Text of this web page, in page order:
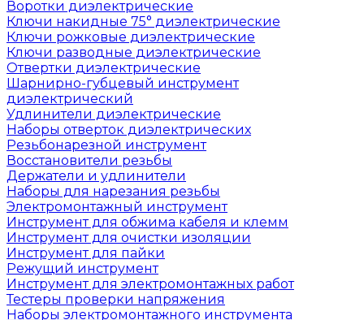
Воротки диэлектрические
Ключи накидные 75° диэлектрические
Ключи рожковые диэлектрические
Ключи разводные диэлектрические
Отвертки диэлектрические
Шарнирно-губцевый инструмент
диэлектрический
Удлинители диэлектрические
Наборы отверток диэлектрических
Резьбонарезной инструмент
Восстановители резьбы
Держатели и удлинители
Наборы для нарезания резьбы
Электромонтажный инструмент
Инструмент для обжима кабеля и клемм
Инструмент для очистки изоляции
Инструмент для пайки
Режущий инструмент
Инструмент для электромонтажных работ
Тестеры проверки напряжения
Наборы электромонтажного инструмента